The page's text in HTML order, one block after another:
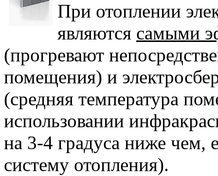
При отоплении
являются самыми
(прогревают
помещения) и
(средняя температура
использовании
на 3-4 градуса ниже чем,
систему отопления).